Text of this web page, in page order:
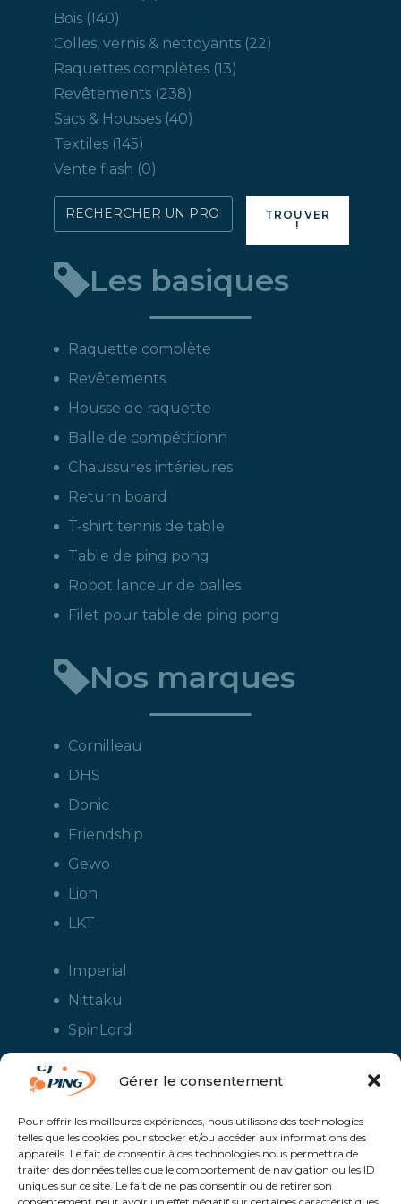
Gérer le consentement
Pour offrir les meilleures expériences, nous utilisons des technologies
telles que les cookies pour stocker et/ou accéder aux informations des
appareils. Le fait de consentir à ces technologies nous permettra de
traiter des données telles que le comportement de navigation ou les ID
uniques sur ce site. Le fait de ne pas consentir ou de retirer son
Bois 140140
produits
Colles, vernis & nettoyants 2222
Raquettes complètes 1313
Revêtements 238238
produits
Sacs & Housses 4040
Textiles 145145
produits
Vente flash 00
Rechercher
directement
produit
:
TROUVER
!
Les basiques
Raquette complète
Revêtements
Housse de raquette
Balle de compétitionn
Chaussures intérieures
Return board
T-shirt tennis de table
Table de ping pong
Robot lanceur de balles
Filet pour table de ping pong
Nos marques
Cornilleau
DHS
Donic
Friendship
Gewo
Lion
LKT
Imperial
Nittaku
SpinLord
Tuttle
Xiom
Yasaka